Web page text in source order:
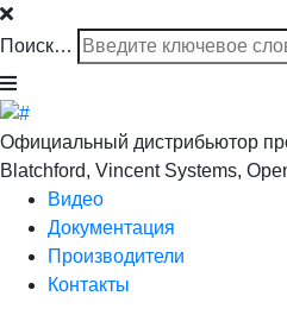
Поиск…
Официальный дистрибьютор
Blatchford, Vincent Systems,
Видео
Документация
Производители
Контакты